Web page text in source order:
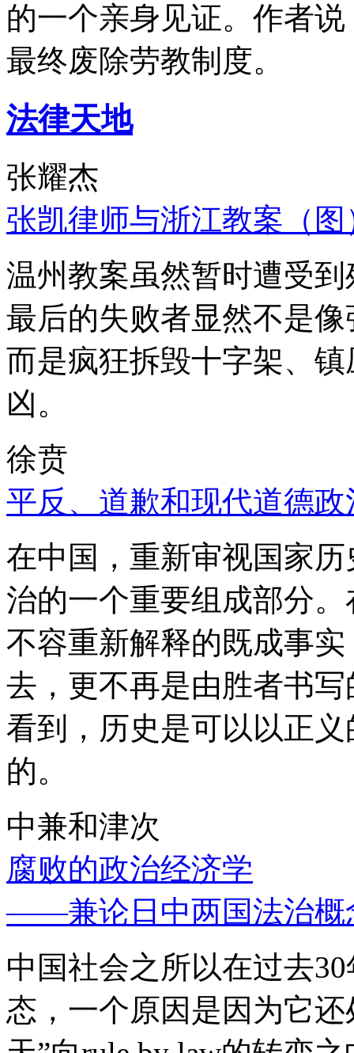
的一个亲身见证。作者
最终废除劳教制度。
法律天地
张耀杰
张凯律师与浙江教案（图
温州教案虽然暂时遭受
最后的失败者显然不是
而是疯狂拆毁十字架、
凶。
徐贲
平反、道歉和现代道德政
在中国，重新审视国家
治的一个重要组成部分
不容重新解释的既成事
去，更不再是由胜者书
看到，历史是可以以正
的。
中兼和津次
腐败的政治经济学
——兼论日中两国法治概
中国社会之所以在过去
态，一个原因是因为它